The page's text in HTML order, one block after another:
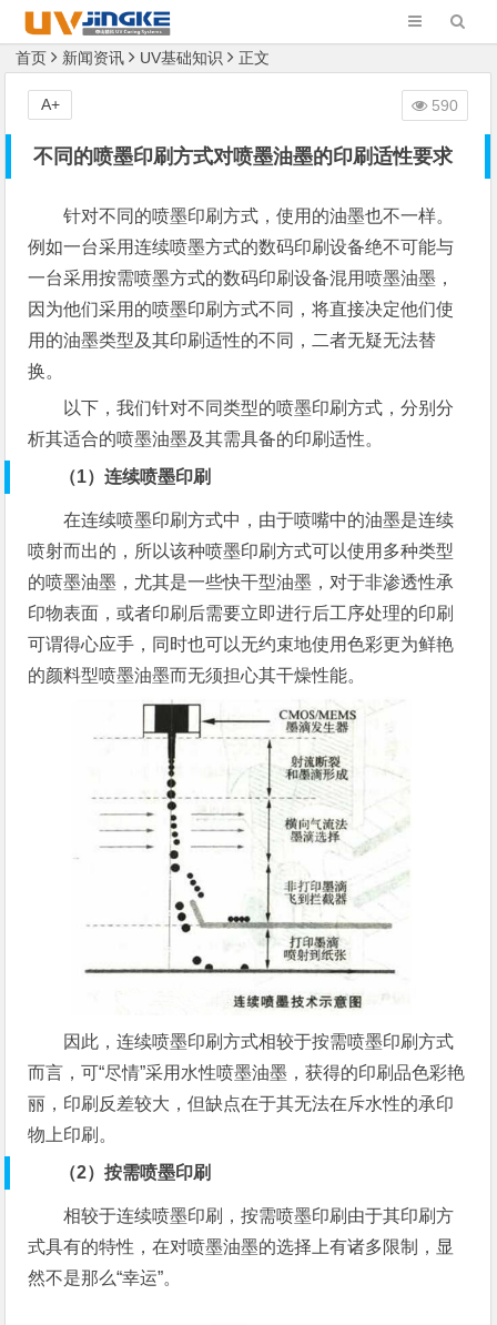
首页 新闻资讯 UV基础知识 正文
不同的喷墨印刷方式对喷墨油墨的印刷适性要求
针对不同的喷墨印刷方式，使用的油墨也不一样。
例如一台采用连续喷墨方式的数码印刷设备绝不可能与
一台采用按需喷墨方式的数码印刷设备混用喷墨油墨，
因为他们采用的喷墨印刷方式不同，将直接决定他们使
用的油墨类型及其印刷适性的不同，二者无疑无法替
换。
以下，我们针对不同类型的喷墨印刷方式，分别分
析其适合的喷墨油墨及其需具备的印刷适性。
（1）连续喷墨印刷
在连续喷墨印刷方式中，由于喷嘴中的油墨是连续
喷射而出的，所以该种喷墨印刷方式可以使用多种类型
的喷墨油墨，尤其是一些快干型油墨，对于非渗透性承
印物表面，或者印刷后需要立即进行后工序处理的印刷
可谓得心应手，同时也可以无约束地使用色彩更为鲜艳
的颜料型喷墨油墨而无须担心其干燥性能。
因此，连续喷墨印刷方式相较于按需喷墨印刷方式
而言，可“尽情”采用水性喷墨油墨，获得的印刷品色彩艳
丽，印刷反差较大，但缺点在于其无法在斥水性的承印
物上印刷。
（2）按需喷墨印刷
相较于连续喷墨印刷，按需喷墨印刷由于其印刷方
式具有的特性，在对喷墨油墨的选择上有诸多限制，显
然不是那么“幸运”。
590
A+